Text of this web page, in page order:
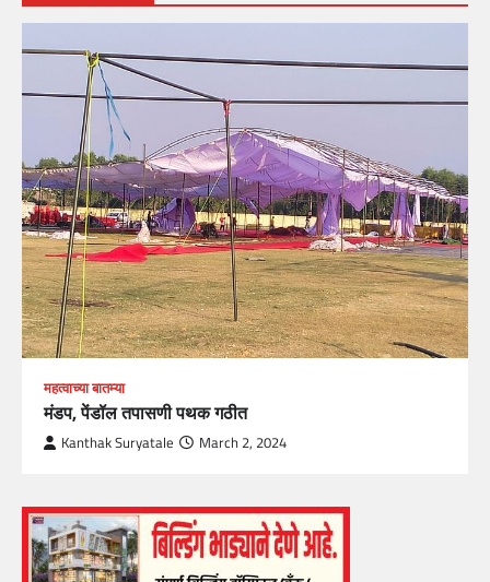
महत्वाच्या बातम्या
मंडप, पेंडॉल तपासणी पथक गठीत
Kanthak Suryatale March 2, 2024